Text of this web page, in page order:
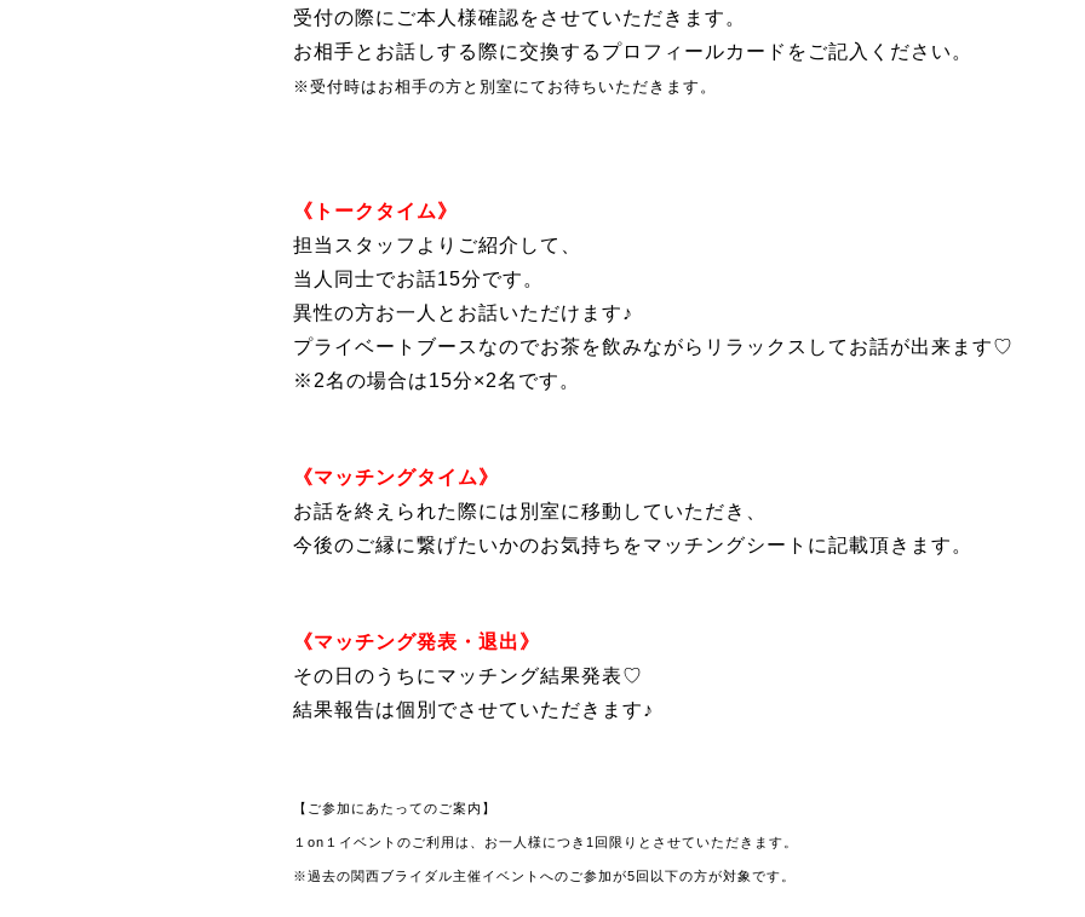
受付の際にご本人様確認をさせていただきます。
お相手とお話しする際に交換するプロフィールカードをご記入ください。
※受付時はお相手の方と別室にてお待ちいただきます。
《トークタイム》
担当スタッフよりご紹介して、
当人同士でお話15分です。
異性の方お一人とお話いただけます♪
プライベートブースなのでお茶を飲みながらリラックスしてお話が出来ます♡
※2名の場合は15分×2名です。
《マッチングタイム》
お話を終えられた際には別室に移動していただき、
今後のご縁に繋げたいかのお気持ちをマッチングシートに記載頂きます。
《マッチング発表・退出》
その日のうちにマッチング結果発表♡
結果報告は個別でさせていただきます♪
【ご参加にあたってのご案内】
１on１イベントのご利用は、お一人様につき1回限りとさせていただきます。
※過去の関西ブライダル主催イベントへのご参加が5回以下の方が対象です。